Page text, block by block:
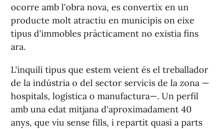
ocorre amb l'obra nova, es convertix en un
producte molt atractiu en municipis on eixe
tipus d'immobles pràcticament no existia fins
ara.
L'inquilí tipus que estem veient és el treballador
de la indústria o del sector servicis de la zona —
hospitals, logística o manufactura—. Un perfil
amb una edat mitjana d'aproximadament 40
anys, que viu sense fills, i repartit quasi a parts